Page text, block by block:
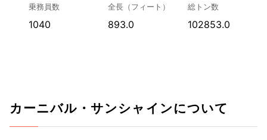
乗務員数
1040
全長（フィート）
893.0
総トン数
102853.0
カーニバル・サンシャインについて